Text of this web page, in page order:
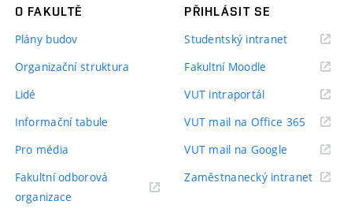
O FAKULTĚ
Plány budov
Organizační struktura
Lidé
Informační tabule
Pro média
Fakultní odborová
organizace
PŘIHLÁSIT SE
Studentský intranet(externí
Fakultní Moodle
VUT intraportál(externí
VUT mail na Office 365 (externí
odkaz)
VUT mail na Google (externí
Zaměstnanecký intranet(externí